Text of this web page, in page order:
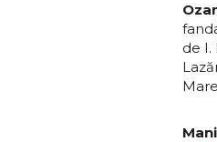
de I.